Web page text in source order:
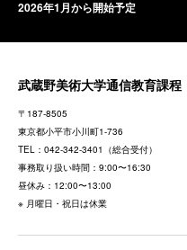
2026年1月から開始予定
武蔵野美術大学通信教育課程
〒187-8505
東京都小平市小川町1-736
TEL： 042-342-3401 （総合受付）
事務取り扱い時間：9:00〜16:30
昼休み：12:00〜13:00
※ 月曜日・祝日は休業